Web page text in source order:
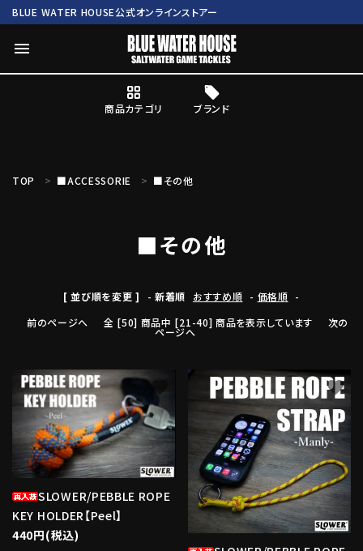
BLUE WATER HOUSE公式オンラインストアー
menu
商品カテゴリ ブランド
BWH ORIGINAL ITEM ROD
商品カテゴリ
TOP ■ACCESSORIE ■その他
■その他
[ 並び順を変更 ] -新着順 おすすめ順 - 価格順 -
前のページへ
全 [50] 商品中 [21-40] 商品を表示しています 次の
ページへ
SLOWER/PEBBLE ROPE
KEY HOLDER【Peel】
440円(税込)
favorite favorite